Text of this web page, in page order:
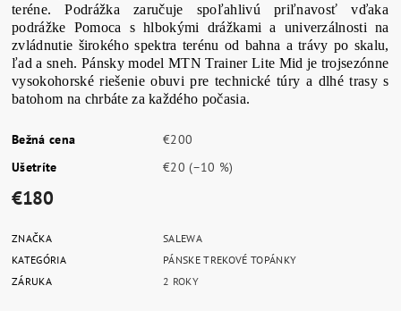
teréne. Podrážka zaručuje spoľahlivú priľnavosť vďaka
podrážke Pomoca s hlbokými drážkami a univerzálnosti na
zvládnutie širokého spektra terénu od bahna a trávy po skalu,
ľad a sneh. Pánsky model MTN Trainer Lite Mid je trojsezónne
vysokohorské riešenie obuvi pre technické túry a dlhé trasy s
batohom na chrbáte za každého počasia.
Bežná cena
€200
Ušetríte
€20(–10 %)
€180
ZNAČKA
SALEWA
KATEGÓRIA
PÁNSKE TREKOVÉ TOPÁNKY
ZÁRUKA
2 ROKY